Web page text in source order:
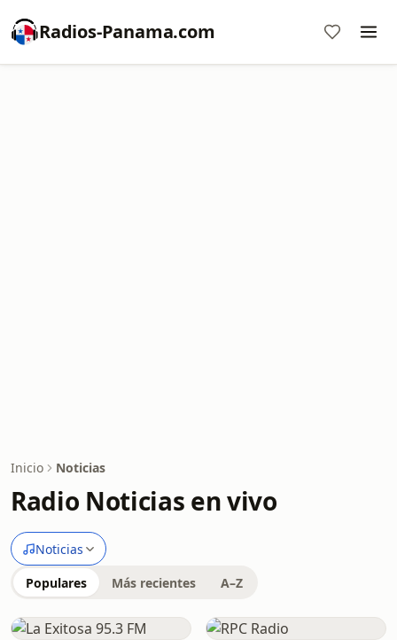
Radios-Panama.com
Inicio Noticias
Radio Noticias en vivo
Noticias
Populares Más recientes A–Z